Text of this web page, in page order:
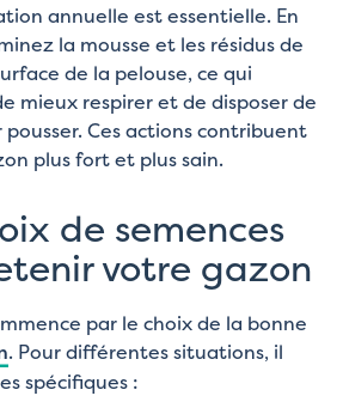
annuelle est essentielle. En
la mousse et les résidus de
de la pelouse, ce qui
mieux respirer et de disposer de
pousser. Ces actions contribuent
plus fort et plus sain.
de semences
votre gazon
par le choix de la bonne
. Pour différentes situations, il
spécifiques :